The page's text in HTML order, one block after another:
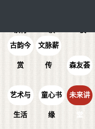
古韵今
赏
文脉薪
传 森友荟
艺术与
生活
童心书
缘
未来讲
堂